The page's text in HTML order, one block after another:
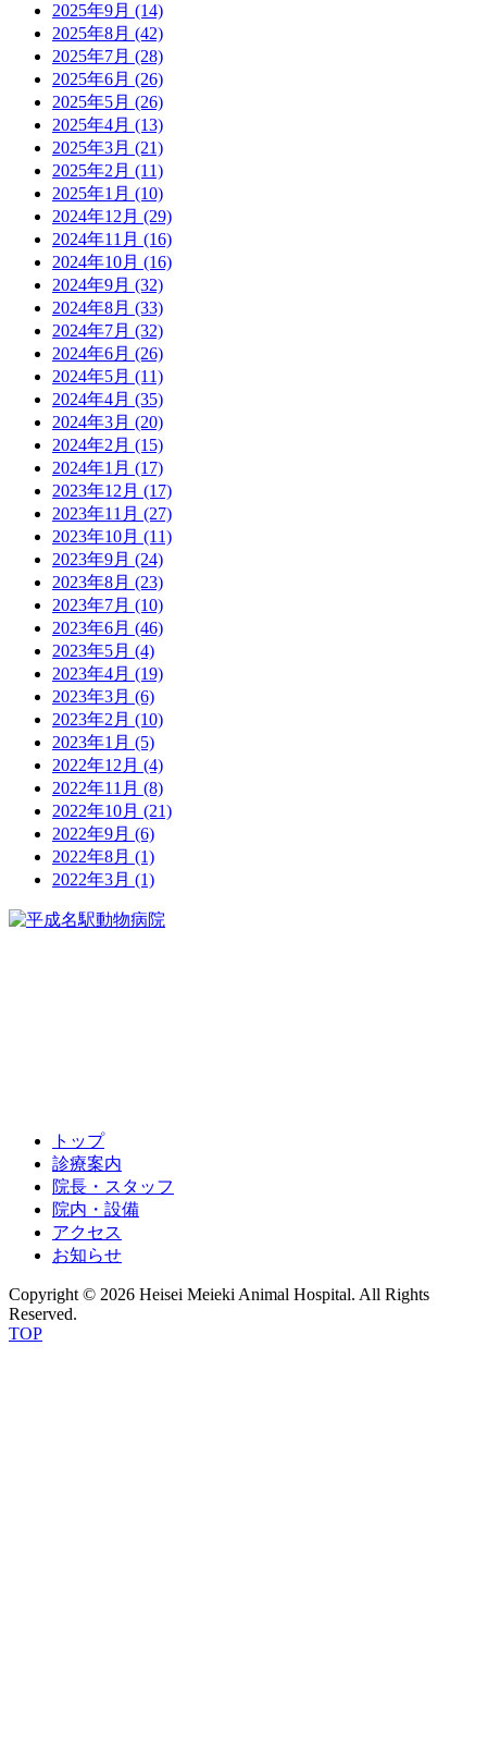
2025年9月 (14)
2025年8月 (42)
2025年7月 (28)
2025年6月 (26)
2025年5月 (26)
2025年4月 (13)
2025年3月 (21)
2025年2月 (11)
2025年1月 (10)
2024年12月 (29)
2024年11月 (16)
2024年10月 (16)
2024年9月 (32)
2024年8月 (33)
2024年7月 (32)
2024年6月 (26)
2024年5月 (11)
2024年4月 (35)
2024年3月 (20)
2024年2月 (15)
2024年1月 (17)
2023年12月 (17)
2023年11月 (27)
2023年10月 (11)
2023年9月 (24)
2023年8月 (23)
2023年7月 (10)
2023年6月 (46)
2023年5月 (4)
2023年4月 (19)
2023年3月 (6)
2023年2月 (10)
2023年1月 (5)
2022年12月 (4)
2022年11月 (8)
2022年10月 (21)
2022年9月 (6)
2022年8月 (1)
2022年3月 (1)
トップ
診療案内
院長・スタッフ
院内・設備
アクセス
お知らせ
Copyright © 2026 Heisei Meieki Animal Hospital. All Rights
Reserved.
TOP